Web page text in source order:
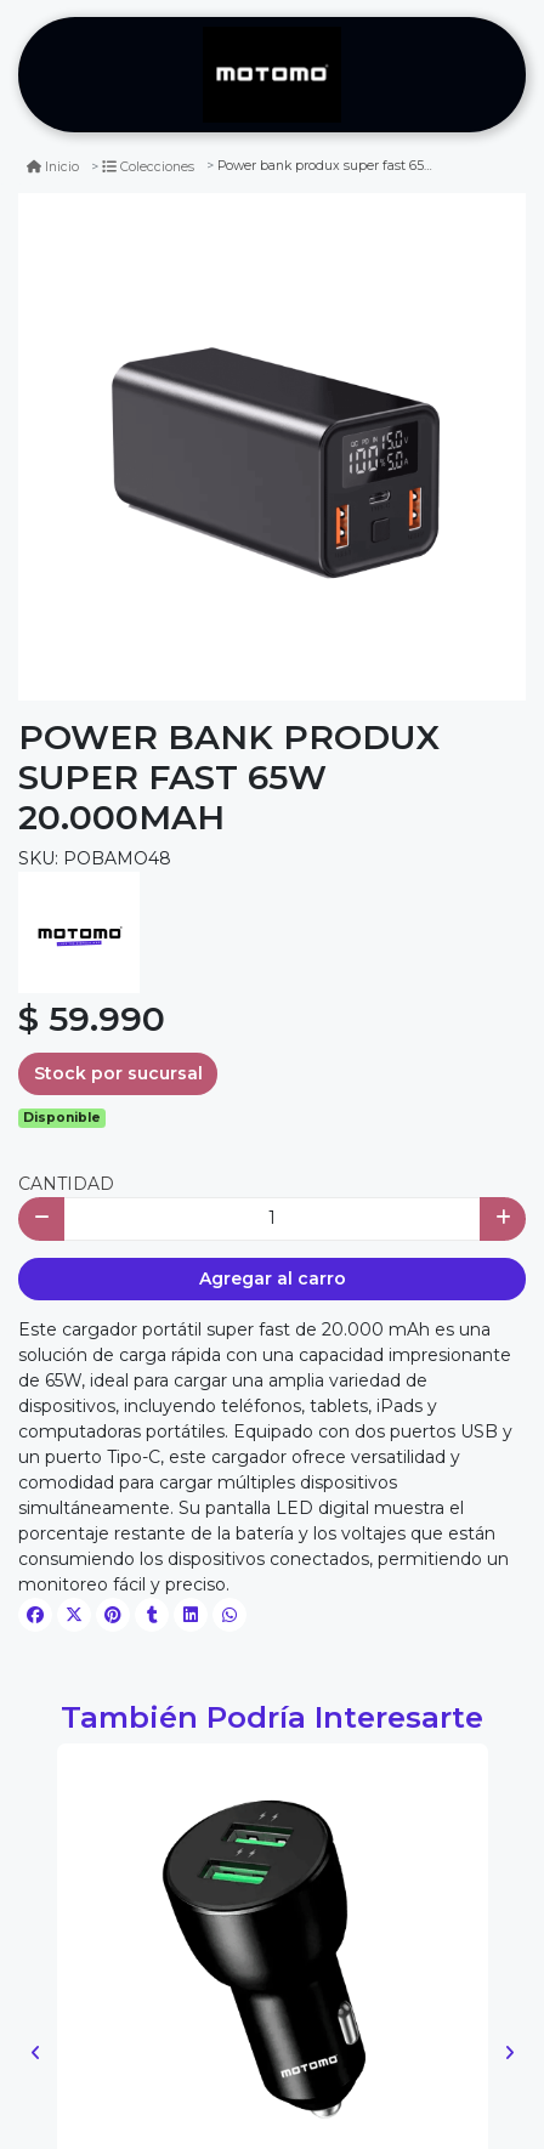
Inicio Colecciones Power bank produx super fast 65w 20.000mah
POWER BANK PRODUX
SUPER FAST 65W
20.000MAH
SKU: POBAMO48
$ 59.990
Stock por sucursal
Disponible
CANTIDAD
Agregar al carro
Este cargador portátil super fast de 20.000 mAh es una
solución de carga rápida con una capacidad impresionante
de 65W, ideal para cargar una amplia variedad de
dispositivos, incluyendo teléfonos, tablets, iPads y
computadoras portátiles. Equipado con dos puertos USB y
un puerto Tipo-C, este cargador ofrece versatilidad y
comodidad para cargar múltiples dispositivos
simultáneamente. Su pantalla LED digital muestra el
porcentaje restante de la batería y los voltajes que están
consumiendo los dispositivos conectados, permitiendo un
monitoreo fácil y preciso.
También Podría Interesarte